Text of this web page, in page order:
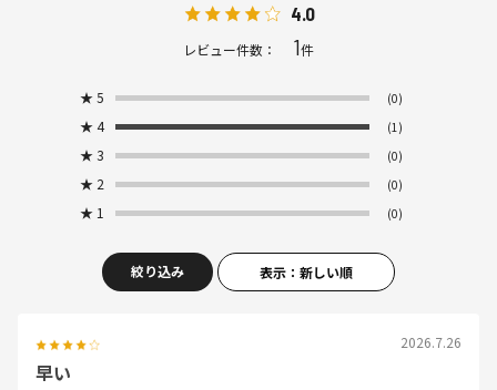
4.0
レビュー件数： 1件
★ 5 (0)
★ 4 (1)
★ 3 (0)
★ 2 (0)
★ 1 (0)
絞り込み 表示：新しい順
2026.7.26
早い